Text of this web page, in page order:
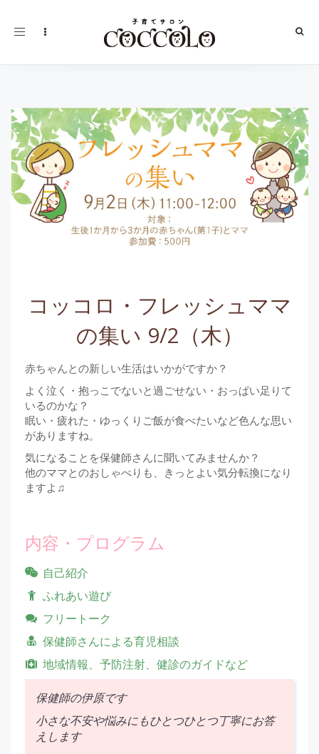
Toggle
コッコロ・フレッシュママ
の集い 9/2（木）
赤ちゃんとの新しい生活はいかがですか？
よく泣く・抱っこでないと過ごせない・おっぱい足りて
いるのかな？
眠い・疲れた・ゆっくりご飯が食べたいなど色んな思い
がありますね。
気になることを保健師さんに聞いてみませんか？
他のママとのおしゃべりも、きっとよい気分転換になり
ますよ♫
内容・プログラム
自己紹介
ふれあい遊び
フリートーク
保健師さんによる育児相談
地域情報、予防注射、健診のガイドなど
保健師の伊原です
小さな不安や悩みにもひとつひとつ丁寧にお答
えします